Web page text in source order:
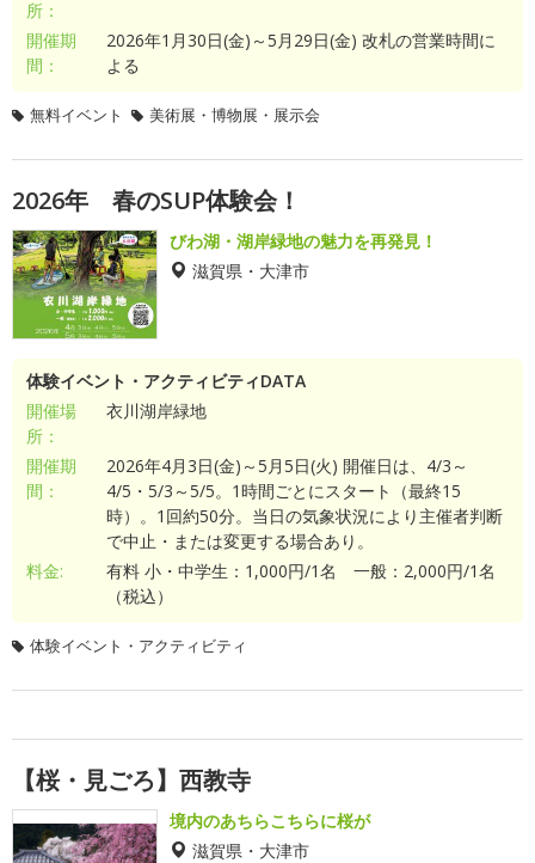
所：
開催期
間：
2026年1月30日(金)～5月29日(金) 改札の営業時間に
よる
無料イベント 美術展・博物展・展示会
2026年 春のSUP体験会！
びわ湖・湖岸緑地の魅力を再発見！
滋賀県・大津市
体験イベント・アクティビティDATA
開催場
所：
衣川湖岸緑地
開催期
間：
2026年4月3日(金)～5月5日(火) 開催日は、4/3～
4/5・5/3～5/5。1時間ごとにスタート（最終15
時）。1回約50分。当日の気象状況により主催者判断
で中止・または変更する場合あり。
料金:
有料 小・中学生：1,000円/1名 一般：2,000円/1名
（税込）
体験イベント・アクティビティ
【桜・見ごろ】西教寺
境内のあちらこちらに桜が
滋賀県・大津市